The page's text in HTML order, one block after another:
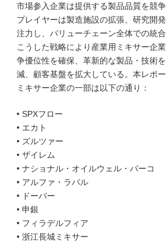
市場参入企業は提供する製品品質を競
プレイヤーは製造施設の拡張、研究開
注力し、バリューチェーン全体での統
こうした戦略により産業用ミキサー企
争優位性を確保、革新的な製品・技術
減、顧客基盤を拡大している。本レポ
ミキサー企業の一部は以下の通り：
• SPXフロー
• エカト
• ズルツァー
• ザイレム
• ナショナル・オイルウェル・バーコ
• アルファ・ラバル
• ドーバー
• 申銀
• フィラデルフィア
• 浙江長城ミキサー